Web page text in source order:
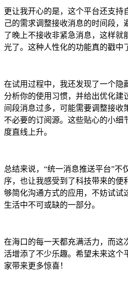
更让我开心的是，这个平台还支持
己的需求调整接收消息的时间段，
了晚上不接收非紧急消息，这样就
光了。这种人性化的功能真的戳中
在试用过程中，我还发现了一个
分析你的使用习惯，并给出优化建
间段消息过多，可能需要调整接收
不必要的订阅源。这些贴心的小细
度直线上升。
总结来说，“统一消息推送平台”不
序，也让我感受到了科技带来的便
够简化沟通方式的应用，不妨试试
生活中不可或缺的一部分。
在海口的每一天都充满活力，而这
活增添了不少乐趣。希望未来这个
家带来更多惊喜！